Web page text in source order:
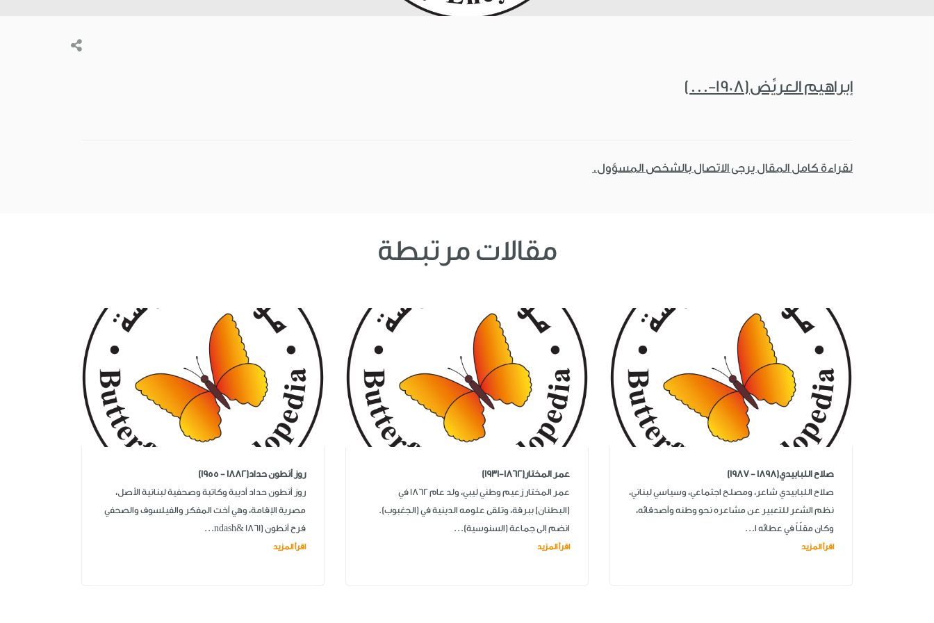
إبراهيم العريِّض(1908-...)
لقراءة كامل المقال يرجى الاتصال بالشخص المسؤول.
مقالات مرتبطة
صلاح اللبابيدي(1898 - 1987)
صلاح اللبابيدي شاعر، ومصلح اجتماعي، وسياسي لبناني،
نظم الشعر للتعبير عن مشاعره نحو وطنه وأصدقائه،
وكان مقلّاً في عطائه ا...
اقرأ المزيد
عمر المختار(1862-1931)
عمر المختار زعيم وطني ليبي، ولد عام 1862 في
(البطنان) ببرقة، وتلقى علومه الدينية في (الجغبوب).
انضم إلى جماعة (السنوسية)...
اقرأ المزيد
روز أنطون حداد(1882 - 1955)
روز أنطون حداد أديبة وكاتبة وصحفية لبنانية الأصل،
مصرية الإقامة، وهي أخت المفكر والفيلسوف والصحفي
فرح أنطون (1861 &ndash...
اقرأ المزيد